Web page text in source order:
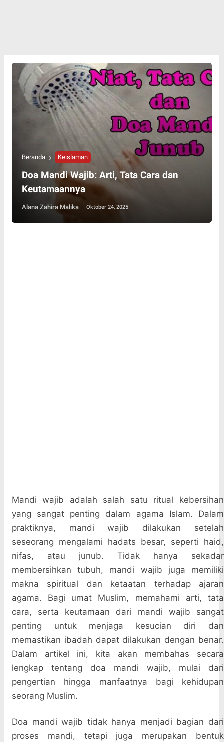
Beranda Keislaman
Doa Mandi Wajib: Arti, Tata Cara dan
Keutamaannya
Alana Zahira Malika Oktober 24, 2025
Mandi wajib adalah salah satu ritual kebersihan
yang sangat penting dalam agama Islam. Dalam
praktiknya, mandi wajib dilakukan setelah
seseorang mengalami hadats besar, seperti haid,
nifas, atau junub. Tidak hanya sekadar
membersihkan tubuh, mandi wajib juga memiliki
makna spiritual dan ketaatan terhadap ajaran
agama. Bagi umat Muslim, memahami arti, tata
cara, serta keutamaan dari mandi wajib sangat
penting untuk menjaga kesucian diri dan
memastikan ibadah dapat dilakukan dengan benar.
Dalam artikel ini, kita akan membahas secara
lengkap tentang doa mandi wajib, mulai dari
pengertian hingga manfaatnya bagi kehidupan
seorang Muslim.
Doa mandi wajib tidak hanya menjadi bagian dari
proses mandi, tetapi juga merupakan bentuk